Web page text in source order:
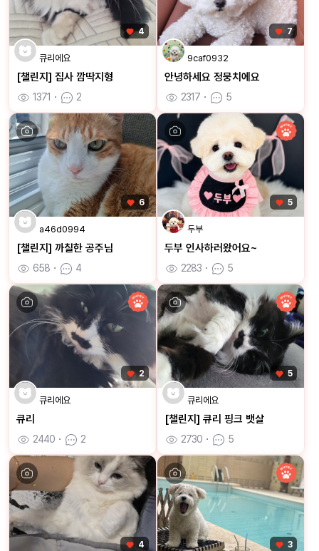
4
큐리에요
[챌린지] 집사 깜딱지형
1371 ㆍ 2
7
9caf0932
안녕하세요 정뭉치에요
2317 ㆍ 5
6
a46d0994
[챌린지] 까칠한 공주님
658 ㆍ 4
5
두부
두부 인사하러왔어요~
2283 ㆍ 5
2
큐리에요
큐리
2440 ㆍ 2
5
큐리에요
[챌린지] 큐리 핑크 뱃살
2730 ㆍ 5
4 3